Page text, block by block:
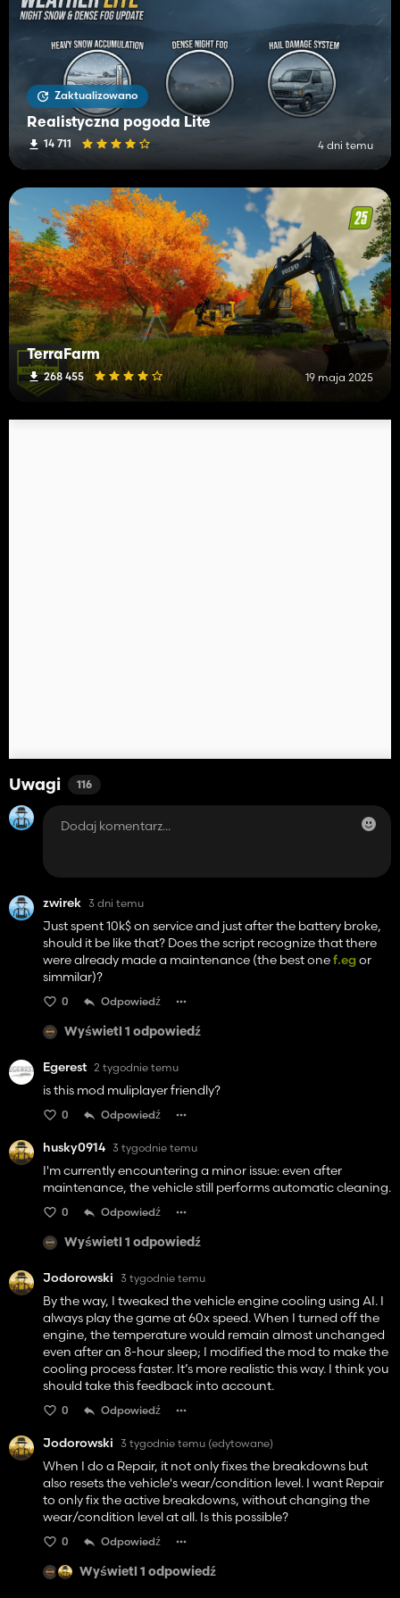
Zaktualizowano
Realistyczna pogoda Lite
14 711 4 dni temu
TerraFarm
268 455 19 maja 2025
Uwagi 116
zwirek 3 dni temu
Just spent 10k$ on service and just after the battery broke,
should it be like that? Does the script recognize that there
were already made a maintenance (the best onef.egor
simmilar)?
0 Odpowiedź
Wyświetl 1 odpowiedź
Egerest 2 tygodnie temu
is this mod muliplayer friendly?
0 Odpowiedź
husky0914 3 tygodnie temu
I'm currently encountering a minor issue: even after
maintenance, the vehicle still performs automatic cleaning.
0 Odpowiedź
Wyświetl 1 odpowiedź
Jodorowski 3 tygodnie temu
By the way, I tweaked the vehicle engine cooling using AI. I
always play the game at 60x speed. When I turned off the
engine, the temperature would remain almost unchanged
even after an 8-hour sleep; I modified the mod to make the
cooling process faster. It’s more realistic this way. I think you
should take this feedback into account.
0 Odpowiedź
Jodorowski 3 tygodnie temu (edytowane)
When I do a Repair, it not only fixes the breakdowns but
also resets the vehicle's wear/condition level. I want Repair
to only fix the active breakdowns, without changing the
wear/condition level at all. Is this possible?
0 Odpowiedź
Wyświetl 1 odpowiedź